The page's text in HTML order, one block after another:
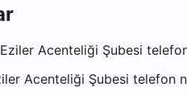
Acenteliği Şubesi
Acenteliği Şubesi telefon